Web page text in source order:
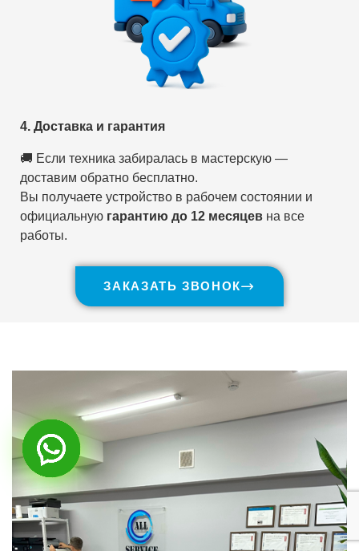
4. Доставка и гарантия
🚚 Если техника забиралась в мастерскую —
доставим обратно бесплатно.
Вы получаете устройство в рабочем состоянии и
официальную гарантию до 12 месяцев на все
работы.
ЗАКАЗАТЬ ЗВОНОК